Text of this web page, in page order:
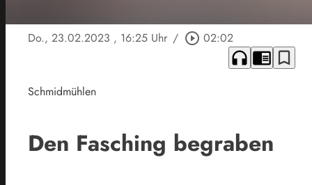
Do., 23.02.2023 , 16:25 Uhr / play_circle_outline 02:02
headphones chrome_reader_mode bookmark_border
Schmidmühlen
Den Fasching begraben